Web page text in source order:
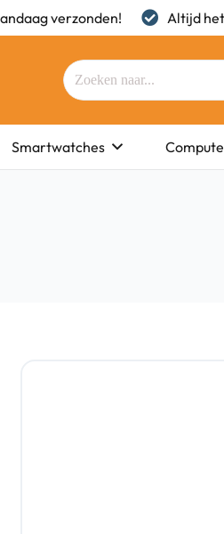
verzonden! Altijd
Smartwatches